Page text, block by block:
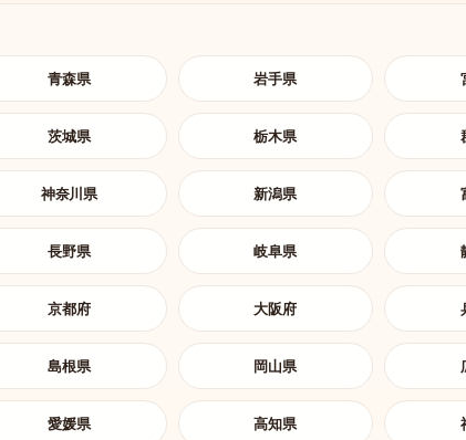
青森県 岩手県
茨城県 栃木県
神奈川県 新潟県
長野県 岐阜県
京都府 大阪府
島根県 岡山県
愛媛県 高知県